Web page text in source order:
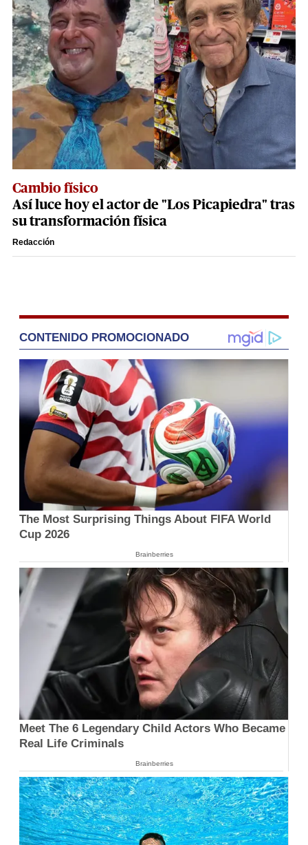
Cambio físico
Así luce hoy el actor de "Los Picapiedra" tras
su transformación física
Redacción
CONTENIDO PROMOCIONADO
The Most Surprising Things About FIFA World
Cup 2026
Brainberries
Meet The 6 Legendary Child Actors Who Became
Real Life Criminals
Brainberries